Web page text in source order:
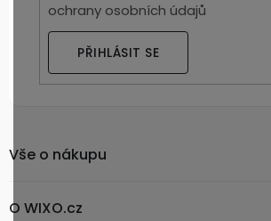
ochrany osobních údajů
PŘIHLÁSIT SE
Vše o nákupu
O WIXO.cz